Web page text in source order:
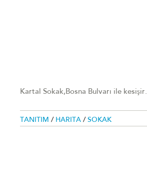
Kartal Sokak,Bosna Bulvarı ile kesişir.
TANITIM / HARITA / SOKAK